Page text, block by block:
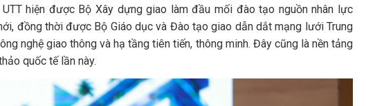
UTT hiện được Bộ Xây dựng giao làm đầu mối đào tạo nguồn nhân lực
đồng thời được Bộ Giáo dục và Đào tạo giao dẫn dắt mạng lưới Trung
nghệ giao thông và hạ tầng tiên tiến, thông minh. Đây cũng là nền tảng
quốc tế lần này.